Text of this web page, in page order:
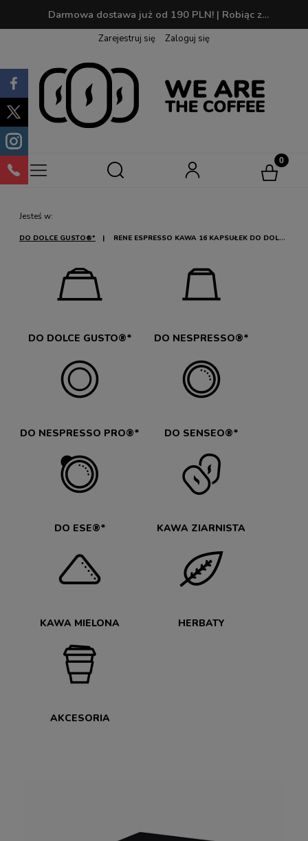
Darmowa dostawa już od 190 PLN! | Robiąc zakupy zbierasz punkty, które później możesz wymienić na swoją ulubioną kawę!
Zarejestruj się Zaloguj się
Jesteś w:
DO DOLCE GUSTO®* RENE ESPRESSO KAWA 16 KAPSUŁEK DO DOLCE
DO DOLCE GUSTO®* DO NESPRESSO®*
DO NESPRESSO PRO®* DO SENSEO®*
DO ESE®* KAWA ZIARNISTA
KAWA MIELONA HERBATY
AKCESORIA